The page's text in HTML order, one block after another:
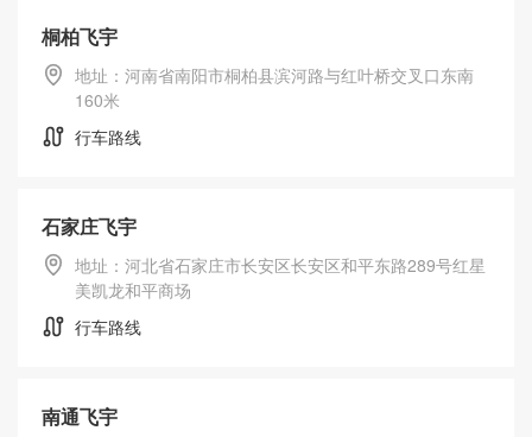
桐柏飞宇
地址：河南省南阳市桐柏县滨河路与红叶桥交叉口东南
160米
行车路线
石家庄飞宇
地址：河北省石家庄市长安区长安区和平东路289号红星
美凯龙和平商场
行车路线
南通飞宇